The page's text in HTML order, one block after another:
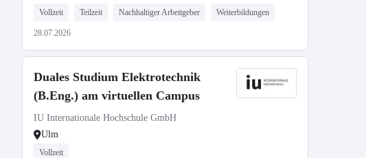
Vollzeit Teilzeit Nachhaltiger Arbeitgeber Weiterbildungen
28.07.2026
Duales Studium Elektrotechnik
(B.Eng.) am virtuellen Campus
IU Internationale Hochschule GmbH
Ulm
Vollzeit